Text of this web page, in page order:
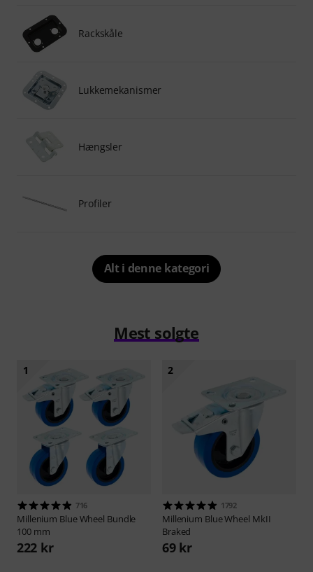
Rackskåle
Lukkemekanismer
Hængsler
Profiler
Alt i denne kategori
Mest solgte
1
716
Millenium Blue Wheel Bundle
100 mm
222 kr
2
1792
Millenium Blue Wheel MkII
Braked
69 kr